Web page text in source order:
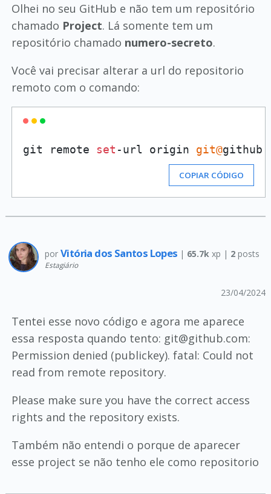
Olhei no seu GitHub e não tem um repositório
chamado Project. Lá somente tem um
repositório chamado numero-secreto.
Você vai precisar alterar a url do repositorio
remoto com o comando:
git remote set -url origin git@
COPIAR CÓDIGO
por Vitória dos Santos Lopes | 65.7kxp | 2posts
Estagiário
23/04/2024
Tentei esse novo código e agora me aparece
essa resposta quando tento: git@github.com:
Permission denied (publickey). fatal: Could not
read from remote repository.
Please make sure you have the correct access
rights and the repository exists.
Também não entendi o porque de aparecer
esse project se não tenho ele como repositorio